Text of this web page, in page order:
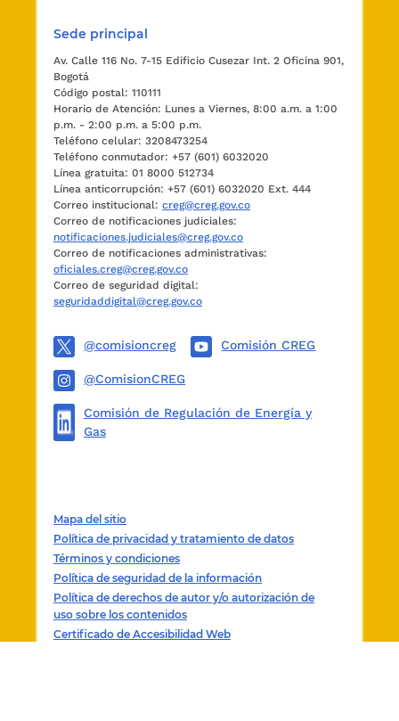
Sede principal
Av. Calle 116 No. 7-15 Edificio Cusezar Int. 2 Oficina 901,
Bogotá
Código postal: 110111
Horario de Atención: Lunes a Viernes, 8:00 a.m. a 1:00
p.m. - 2:00 p.m. a 5:00 p.m.
Teléfono celular: 3208473254
Teléfono conmutador: +57 (601) 6032020
Línea gratuita: 01 8000 512734
Línea anticorrupción: +57 (601) 6032020 Ext. 444
Correo institucional: creg@creg.gov.co
Correo de notificaciones judiciales:
notificaciones.judiciales@creg.gov.co
Correo de notificaciones administrativas:
oficiales.creg@creg.gov.co
Correo de seguridad digital:
seguridaddigital@creg.gov.co
@comisioncreg Comisión CREG
@ComisionCREG
Comisión de Regulación de Energía y
Gas
Mapa del sitio
Política de privacidad y tratamiento de datos
Términos y condiciones
Política de seguridad de la información
Política de derechos de autor y/o autorización de
uso sobre los contenidos
Certificado de Accesibilidad Web